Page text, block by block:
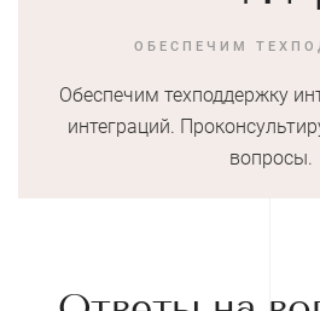
ОБЕСПЕЧИМ
Обеспечим техподдержку
интеграций.
вопросы.